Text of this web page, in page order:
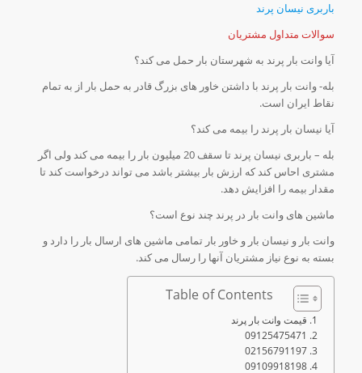
باربری نیسان پرند
سوالات متداول مشتریان
آیا وانت بار پرند به شهرستان بار حمل می کند؟
بله- وانت بار پرند با داشتن خاور های بزرگ قادر به حمل بار از به تمام
نقاط ایران است.
آیا نیسان بار پرند را بیمه می کند؟
بله – باربری نیسان پرند تا سقف 20 میلیون بار را بیمه می کند ولی اگر
مشتری احاس کند که ارزش بار بیشتر باشد می تواند درخواست کند تا
مقدار بیمه را افزایش دهد.
ماشین های وانت بار در پرند چند نوع است؟
وانت بار و نیسان بار و خاور بار تمامی ماشین های ارسال بار را دارد و
بسته به نوع نیاز مشتریان آنها را رسال می کند.
Table of Contents
قیمت وانت بار پرند
09125475471
02156791197
09109918198